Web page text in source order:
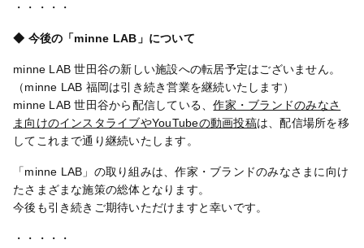
・・・・・
◆ 今後の「minne LAB」について
minne LAB 世田谷の新しい施設への転居予定はございません。
（minne LAB 福岡は引き続き営業を継続いたします）
minne LAB 世田谷から配信している、作家・ブランドのみなさ
ま向けのインスタライブやYouTubeの動画投稿は、配信場所を移
してこれまで通り継続いたします。
「minne LAB」の取り組みは、作家・ブランドのみなさまに向け
たさまざまな施策の総体となります。
今後も引き続きご期待いただけますと幸いです。
・・・・・